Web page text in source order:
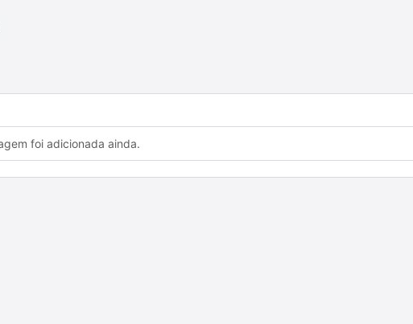
foi adicionada ainda.